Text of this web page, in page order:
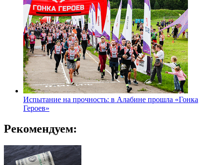
Испытание на прочность: в Алабине прошла «Гонка
Героев»
Рекомендуем: